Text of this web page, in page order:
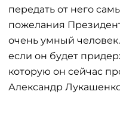
передать от него
пожелания
очень умный
если он будет
которую он сейчас
Александр